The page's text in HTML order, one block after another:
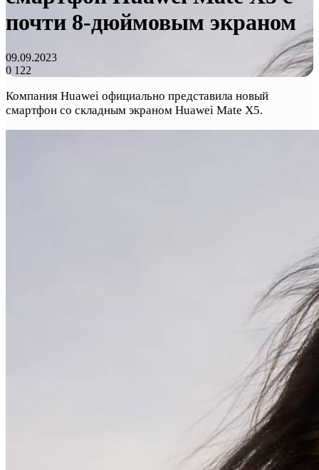
почти 8-дюймовым экраном
09.09.2023
0 122
Компания Huawei официально представила новый
смартфон со складным экраном Huawei Mate X5.